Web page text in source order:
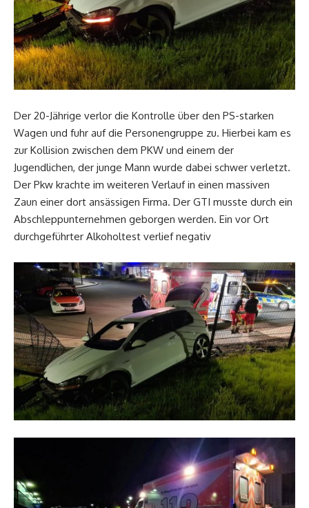
Der 20-Jährige verlor die Kontrolle über den PS-starken
Wagen und fuhr auf die Personengruppe zu. Hierbei kam es
zur Kollision zwischen dem PKW und einem der
Jugendlichen, der junge Mann wurde dabei schwer verletzt.
Der Pkw krachte im weiteren Verlauf in einen massiven
Zaun einer dort ansässigen Firma. Der GTI musste durch ein
Abschleppunternehmen geborgen werden. Ein vor Ort
durchgeführter Alkoholtest verlief negativ